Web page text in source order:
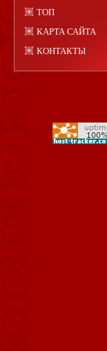
ТОП
КАРТА САЙТА
КОНТАКТЫ